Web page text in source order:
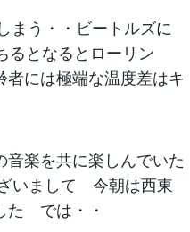
まう・・ビートルズに
るとなるとローリン
には極端な温度差はキ
楽を共に楽しんでいた
いまして 今朝は西東
た では・・